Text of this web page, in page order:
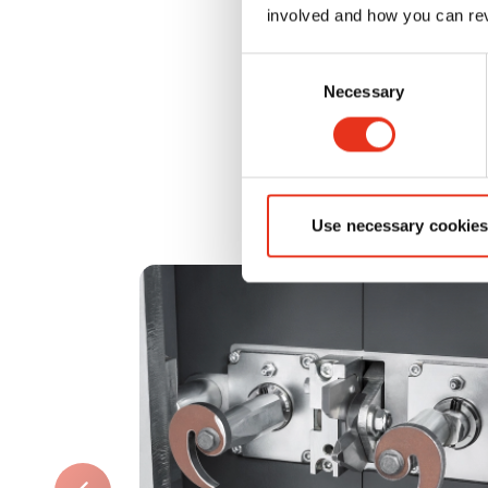
involved and how you can
Necessary
Use necessary
maksymalne
zalety każdej
inwestycją,